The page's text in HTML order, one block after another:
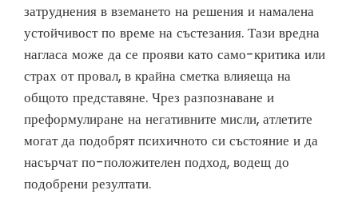
затруднения в вземането на решения и намалена
устойчивост по време на състезания. Тази вредна
нагласа може да се прояви като само-критика или
страх от провал, в крайна сметка влияеща на
общото представяне. Чрез разпознаване и
преформулиране на негативните мисли, атлетите
могат да подобрят психичното си състояние и да
насърчат по-положителен подход, водещ до
подобрени резултати.